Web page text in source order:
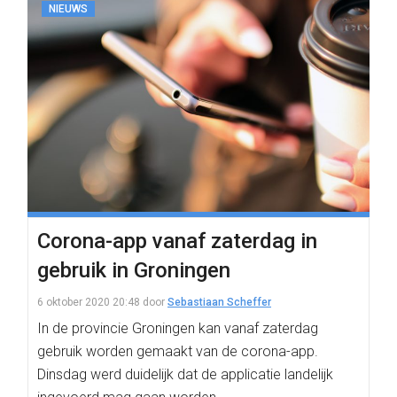
NIEUWS
Corona-app vanaf zaterdag in
gebruik in Groningen
6 oktober 2020 20:48 door Sebastiaan Scheffer
In de provincie Groningen kan vanaf zaterdag
gebruik worden gemaakt van de corona-app.
Dinsdag werd duidelijk dat de applicatie landelijk